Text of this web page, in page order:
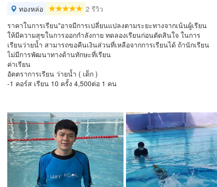
ทองหล่อ
2 รีวิว
ราคาในการเรียน"อาจมีการเปลี่ยนแปลงตามระยะทางจากเน้นผู้เรียน
ให้มีความสุขในการออกกำลังกาย ทดลองเรียนก่อนตัดสินใจ ในการ
เรียนว่ายน้ำ สามารถขอคืนเงินส่วนที่เหลือจากการเรียนได้ ถ้านักเรียน
ไม่มีการพัฒนาทางด้านทักษะที่เรียน
ค่าเรียน
อัตตราการเรียน ว่ายน้ำ ( เด็ก )
-1 คอร์ส เรียน 10 ครั้ง 4,500ต่อ 1 คน